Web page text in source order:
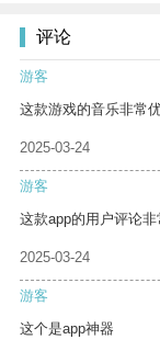
评论
游客
这款游戏的音乐非常
2025-03-24
游客
这款app的用户评论非
2025-03-24
游客
这个是app神器